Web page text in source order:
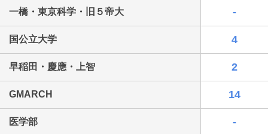
最近見た学校
神田女学園中学校
ブックマークした学校
一橋・東京科学・旧５帝大 -
国公立大学 4
早稲田・慶應・上智 2
GMARCH 14
医学部 -